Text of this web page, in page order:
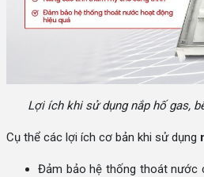
Lợi ích khi sử dụng nắp hố gas,
Cụ thể các lợi ích cơ bản khi sử dụng
Đảm bảo hệ thống thoát nước